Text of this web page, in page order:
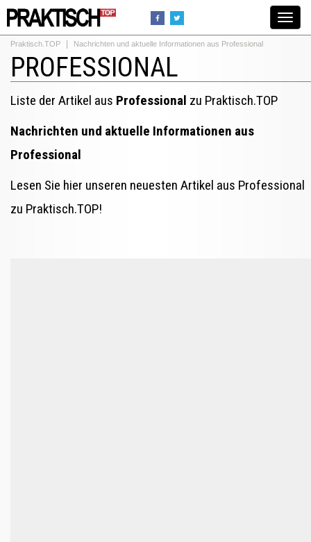
Toggle
Praktisch.TOP Nachrichten und aktuelle Informationen aus Professional
PROFESSIONAL
Liste der Artikel aus Professional zu Praktisch.TOP
Nachrichten und aktuelle Informationen aus
Professional
Lesen Sie hier unseren neuesten Artikel aus Professional
zu Praktisch.TOP!